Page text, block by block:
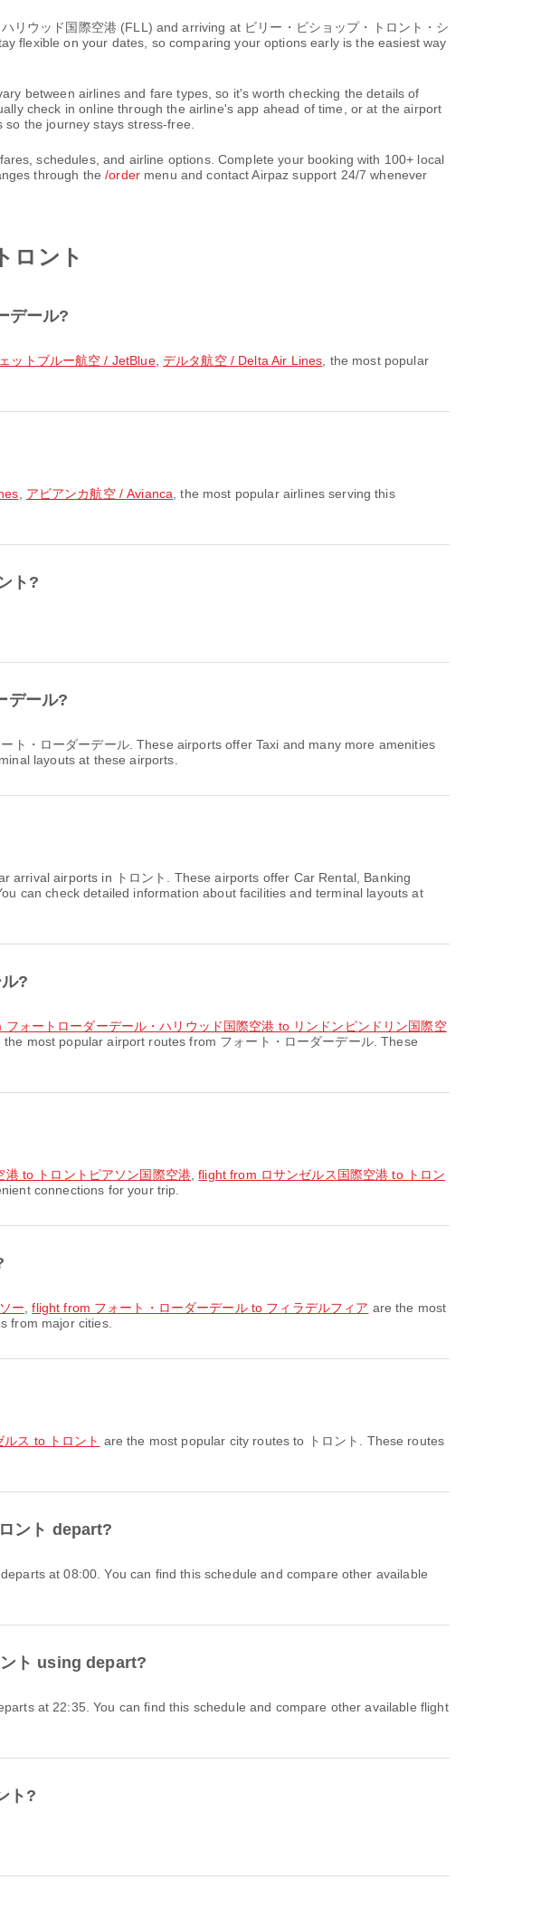
リウッド国際空港 (FLL) and arriving at ビリー・ビショップ・トロント・シ
flexible on your dates, so comparing your options early is the easiest way
between airlines and fare types, so it's worth checking the details of
check in online through the airline's app ahead of time, or at the airport
the journey stays stress-free.
schedules, and airline options. Complete your booking with 100+ local
through the/ordermenu and contact Airpaz support 24/7 whenever
ロント
デール?
ットブルー航空 / JetBlue,デルタ航空 / Delta Air Lines , the most popular
アビアンカ航空 / Avianca , the most popular airlines serving this
ト?
デール?
ト・ローダーデール. These airports offer Taxi and many more amenities
layouts at these airports.
arrival airports in トロント. These airports offer Car Rental, Banking
can check detailed information about facilities and terminal layouts at
?
フォートローダーデール・ハリウッド国際空港 to リンドンピンドリン国際空
the most popular airport routes from フォート・ローダーデール. These
to トロントピアソン国際空港,flight from ロサンゼルス国際空港 to トロン
connections for your trip.
ー ,flight from フォート・ローダーデール to フィラデルフィア are the most
from major cities.
ス to トロント are the most popular city routes to トロント. These routes
ント depart?
ト using depart?
ト?